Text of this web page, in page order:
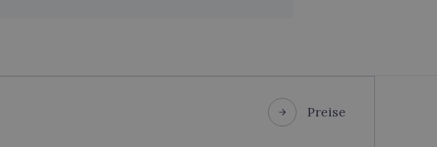
Preise